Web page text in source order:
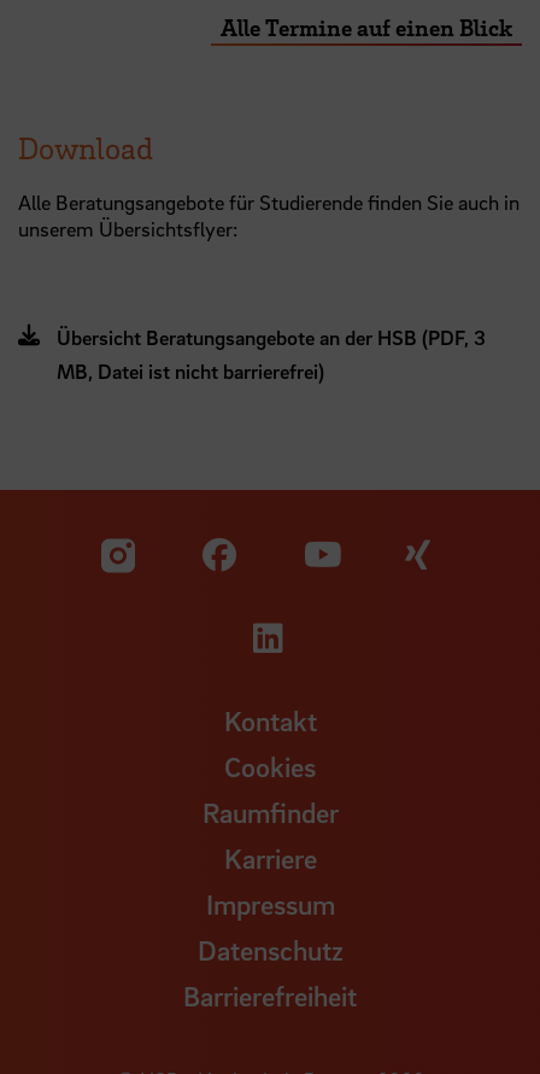
Alle Termine auf einen Blick
Download
Alle Beratungsangebote für Studierende finden Sie auch in
unserem Übersichtsflyer:
Übersicht Beratungsangebote an der HSB (PDF, 3
MB, Datei ist nicht barrierefrei)
Zu unserer Facebook
Zu
Zu unserer
Kontakt
Cookies
Raumfinder
Karriere
Impressum
Datenschutz
Barrierefreiheit